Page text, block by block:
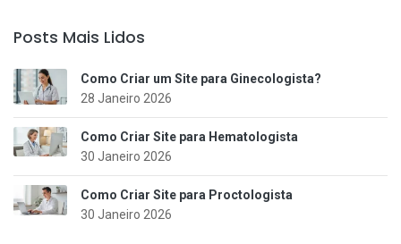
Posts Mais Lidos
Como Criar um Site para Ginecologista?
28 Janeiro 2026
Como Criar Site para Hematologista
30 Janeiro 2026
Como Criar Site para Proctologista
30 Janeiro 2026